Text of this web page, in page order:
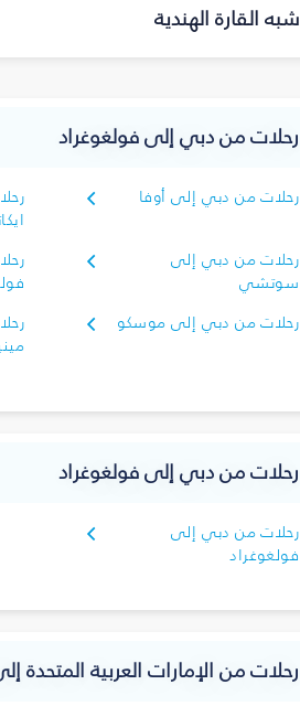
شبه القارة الهندية
رحلات من دبي إلى فولغوغراد
رحلات من دبي إلى أوفا
رحلات من دبي إلى
سوتشي
رحلات من دبي إلى موسكو
رحلات من دبي إلى فولغوغراد
رحلات من دبي إلى
فولغوغراد
رحلات من الإمارات العربية المتحدة